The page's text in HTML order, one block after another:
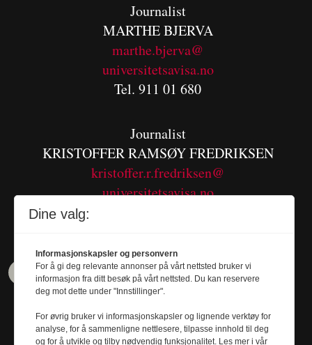
Journalist
MARTHE BJERVA
marthe.bjerva@
universitetsavisa.no
Tel. 911 01 680
Journalist
KRISTOFFER RAMSØY FREDRIKSEN
kristoffer.r.fredriksen@
universitetsavisa.no
Dine valg:
Informasjonskapsler og personvern
For å gi deg relevante annonser på vårt nettsted bruker vi
informasjon fra ditt besøk på vårt nettsted. Du kan reservere
deg mot dette under "Innstillinger".
For øvrig bruker vi informasjonskapsler og lignende verktøy for
analyse, for å sammenligne nettlesere, tilpasse innhold til deg
og for å utvikle og tilby nødvendig funksjonalitet. Les mer i vår